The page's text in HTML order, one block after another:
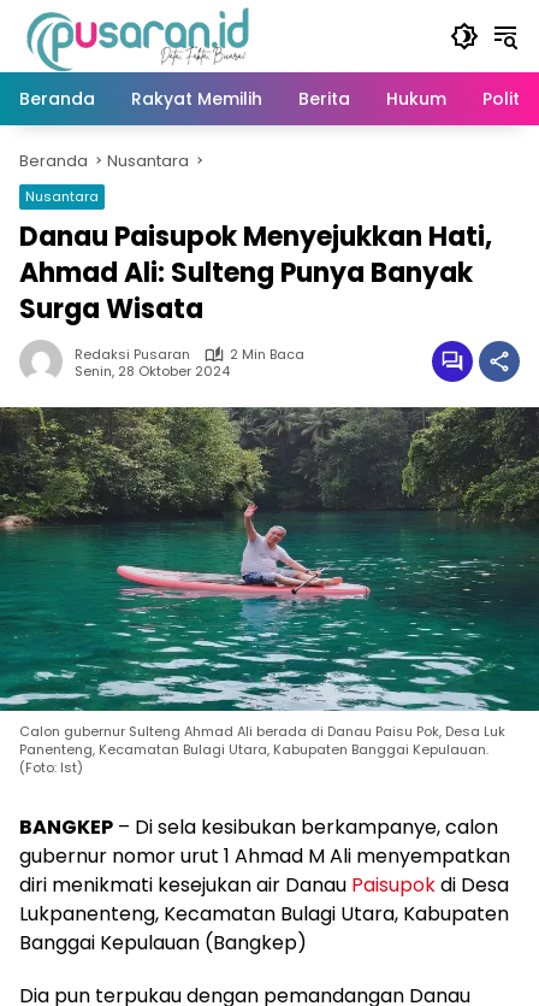
Langsung
konten
Beranda
Rakyat Memilih Berita Hukum Politik
Beranda Nusantara
Nusantara
Danau Paisupok Menyejukkan Hati,
Ahmad Ali: Sulteng Punya Banyak
Surga Wisata
Redaksi Pusaran
2 Min Baca
Senin, 28 Oktober 2024
Calon gubernur Sulteng Ahmad Ali berada di Danau Paisu Pok, Desa Luk
Panenteng, Kecamatan Bulagi Utara, Kabupaten Banggai Kepulauan.
(Foto: Ist)
BANGKEP – Di sela kesibukan berkampanye, calon
gubernur nomor urut 1 Ahmad M Ali menyempatkan
diri menikmati kesejukan air Danau Paisupokdi Desa
Lukpanenteng, Kecamatan Bulagi Utara, Kabupaten
Banggai Kepulauan (Bangkep)
Dia pun terpukau dengan pemandangan Danau